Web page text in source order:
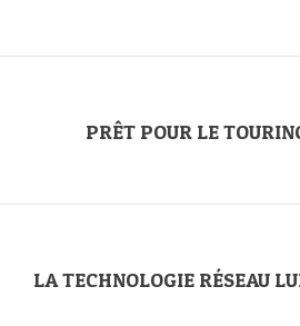
Prêt pour le
La technologie réseau